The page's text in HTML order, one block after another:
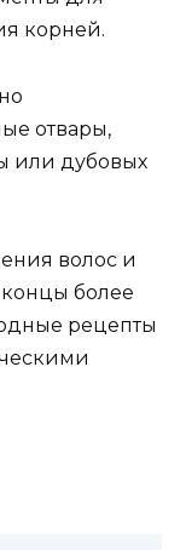
корней.
отвары,
или дубовых
волос и
более
рецепты